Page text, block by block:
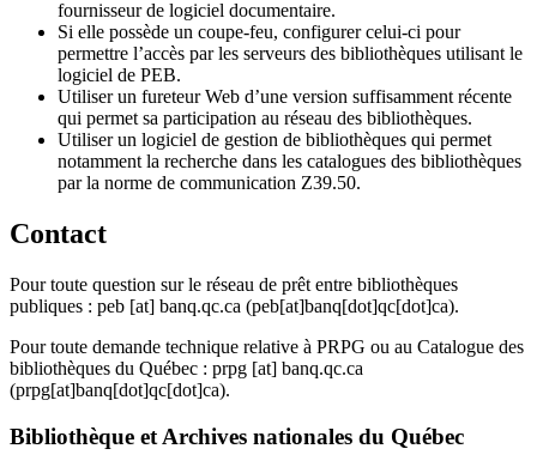
fournisseur de logiciel documentaire.
Si elle possède un coupe-feu, configurer celui-ci pour
permettre l’accès par les serveurs des bibliothèques utilisant le
logiciel de PEB.
Utiliser un fureteur Web d’une version suffisamment récente
qui permet sa participation au réseau des bibliothèques.
Utiliser un logiciel de gestion de bibliothèques qui permet
notamment la recherche dans les catalogues des bibliothèques
par la norme de communication Z39.50.
Contact
Pour toute question sur le réseau de prêt entre bibliothèques
publiques : peb [at] banq.qc.ca (peb[at]banq[dot]qc[dot]ca).
Pour toute demande technique relative à PRPG ou au Catalogue des
bibliothèques du Québec : prpg [at] banq.qc.ca
(prpg[at]banq[dot]qc[dot]ca).
Bibliothèque et Archives nationales du Québec